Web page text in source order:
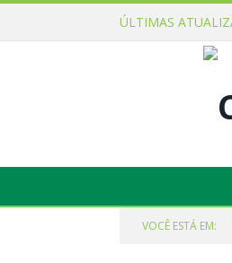
ÚLTIMAS
VOCÊ ESTÁ EM: